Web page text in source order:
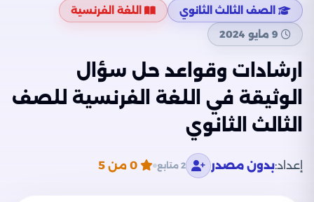
الصف الثالث الثانوي
اللغة الفرنسية
9 مايو 2024
ارشادات وقواعد حل سؤال
الوثيقة في اللغة الفرنسية للصف
الثالث الثانوي
إعداد:بدون مصدر 2 متابع 0 من 5